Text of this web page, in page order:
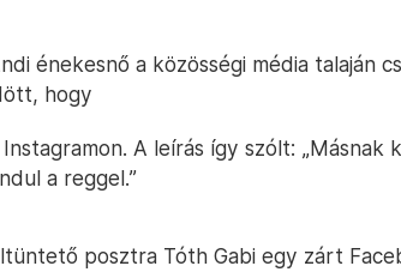
énekesnő a közösségi média talaján
hogy
A leírás így szólt: „Másnak
a reggel.”
posztra Tóth Gabi egy zárt